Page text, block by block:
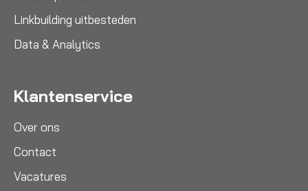
Linkbuilding uitbesteden
Data & Analytics
Klantenservice
Over ons
Contact
Vacatures